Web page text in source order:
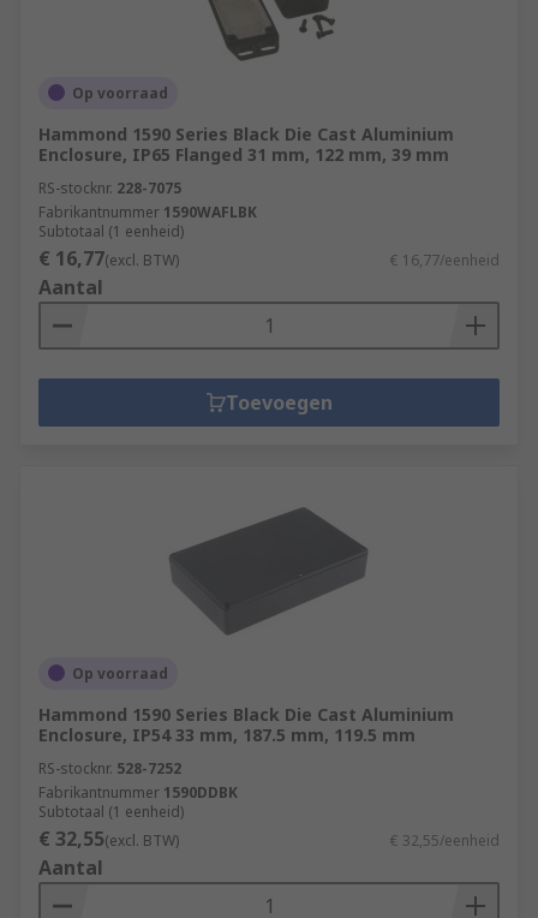
Op voorraad
Hammond 1590 Series Black Die Cast Aluminium
Enclosure, IP65 Flanged 31 mm, 122 mm, 39 mm
RS-stocknr. 228-7075
Fabrikantnummer 1590WAFLBK
Subtotaal (1 eenheid)
€ 16,77(excl. BTW) € 16,77/eenheid
Aantal
Toevoegen
Op voorraad
Hammond 1590 Series Black Die Cast Aluminium
Enclosure, IP54 33 mm, 187.5 mm, 119.5 mm
RS-stocknr. 528-7252
Fabrikantnummer 1590DDBK
Subtotaal (1 eenheid)
€ 32,55(excl. BTW) € 32,55/eenheid
Aantal